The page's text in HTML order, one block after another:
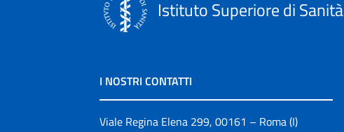
Istituto Superiore di Sanità
I NOSTRI CONTATTI
Viale Regina Elena 299, 00161 – Roma (I)